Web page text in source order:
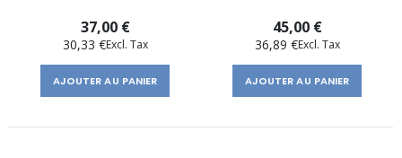
37,00 €
30,33 €
AJOUTER AU PANIER
45,00 €
36,89 €
AJOUTER AU PANIER